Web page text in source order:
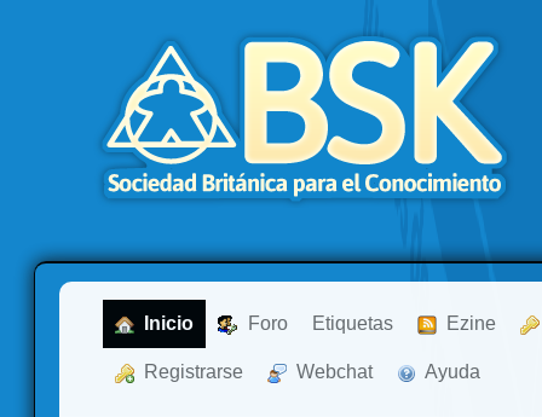
Inicio Foro Etiquetas Ezine
Registrarse Webchat Ayuda